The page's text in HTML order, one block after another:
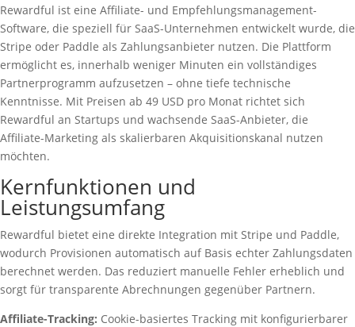
Rewardful ist eine Affiliate- und Empfehlungsmanagement-
Software, die speziell für SaaS-Unternehmen entwickelt wurde, die
Stripe oder Paddle als Zahlungsanbieter nutzen. Die Plattform
ermöglicht es, innerhalb weniger Minuten ein vollständiges
Partnerprogramm aufzusetzen – ohne tiefe technische
Kenntnisse. Mit Preisen ab 49 USD pro Monat richtet sich
Rewardful an Startups und wachsende SaaS-Anbieter, die
Affiliate-Marketing als skalierbaren Akquisitionskanal nutzen
möchten.
Kernfunktionen und
Leistungsumfang
Rewardful bietet eine direkte Integration mit Stripe und Paddle,
wodurch Provisionen automatisch auf Basis echter Zahlungsdaten
berechnet werden. Das reduziert manuelle Fehler erheblich und
sorgt für transparente Abrechnungen gegenüber Partnern.
Affiliate-Tracking: Cookie-basiertes Tracking mit konfigurierbarer